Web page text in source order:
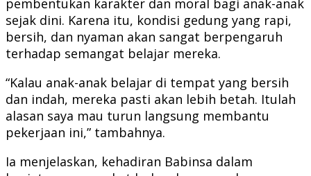
pembentukan karakter dan moral bagi anak-anak
sejak dini. Karena itu, kondisi gedung yang rapi,
bersih, dan nyaman akan sangat berpengaruh
terhadap semangat belajar mereka.
“Kalau anak-anak belajar di tempat yang bersih
dan indah, mereka pasti akan lebih betah. Itulah
alasan saya mau turun langsung membantu
pekerjaan ini,” tambahnya.
Ia menjelaskan, kehadiran Babinsa dalam